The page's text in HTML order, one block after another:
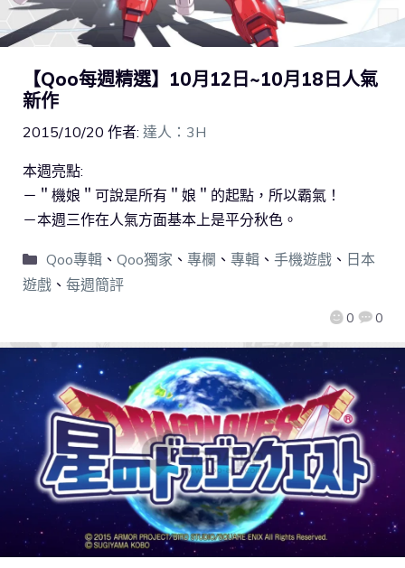
【Qoo每週精選】10月12日~10月18日人氣
新作
2015/10/20 作者: 達人：3H
0 0
本週亮點:
－＂機娘＂可說是所有＂娘＂的起點，所以霸氣！
－本週三作在人氣方面基本上是平分秋色。
Qoo專輯、 Qoo獨家 、 專欄 、 專輯、 手機遊戲、 日本
遊戲 、 每週簡評